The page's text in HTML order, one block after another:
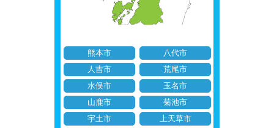
熊本市
八代市
人吉市
荒尾市
水俣市
玉名市
山鹿市
菊池市
宇土市
上天草市